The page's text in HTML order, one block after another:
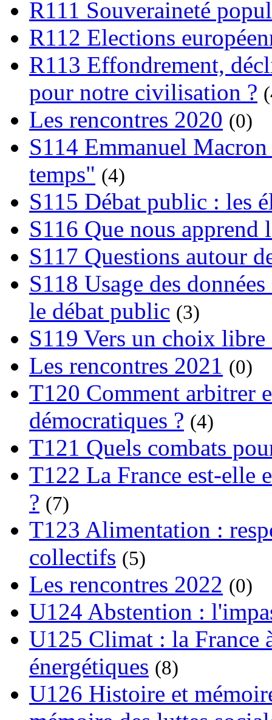
R111 Souveraineté
R112 Elections
R113 Effondrement,
pour notre civilisation ?
Les rencontres 2020 (0)
S114 Emmanuel
temps" (4)
S115 Débat public : les
S116 Que nous apprend
S117 Questions autour
S118 Usage des
le débat public (3)
S119 Vers un choix
Les rencontres 2021 (0)
T120 Comment arbitrer
démocratiques ? (4)
T121 Quels combats
T122 La France est-elle
? (7)
T123 Alimentation :
collectifs (5)
Les rencontres 2022 (0)
U124 Abstention :
U125 Climat : la France
énergétiques (8)
U126 Histoire et